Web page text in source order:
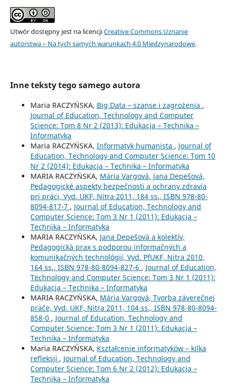
Utwór dostępny jest na licencjiCreative Commons Uznanie
autorstwa – Na tych samych warunkach 4.0 Miedzynarodowe.
Inne teksty tego samego autora
Maria RACZYŃSKA, Big Data – szanse i zagrożenia ,
Journal of Education, Technology and Computer
Science: Tom 8 Nr 2 (2013): Edukacja – Technika –
Informatyka
Maria RACZYŃSKA, Informatyk humanista , Journal of
Education, Technology and Computer Science: Tom 10
Nr 2 (2014): Edukacja – Technika – Informatyka
MARIA RACZYŃSKA, Mária Vargová, Jana Depešová,
Pedagogické aspekty bezpečnosti a ochrany zdravia
pri práci, Vyd. UKF, Nitra 2011, 184 ss., ISBN 978-80-
8094-817-7 , Journal of Education, Technology and
Computer Science: Tom 3 Nr 1 (2011): Edukacja –
Technika – Informatyka
MARIA RACZYŃSKA, Jana Depešovà a kolektív,
Pedagogickà prax s podporou informačných a
komunikačných technológií, Vyd. PfUKF, Nitra 2010,
164 ss., ISBN 978-80-8094-827-6 , Journal of Education,
Technology and Computer Science: Tom 3 Nr 1 (2011):
Edukacja – Technika – Informatyka
MARIA RACZYŃSKA, Mária Vargová, Tvorba záverečnej
prače, Vyd. UKF, Nitra 2011, 104 ss., ISBN 978-80-8094-
858-0 , Journal of Education, Technology and
Computer Science: Tom 3 Nr 1 (2011): Edukacja –
Technika – Informatyka
Maria RACZYŃSKA, Kształcenie informatyków – kilka
refleksji , Journal of Education, Technology and
Computer Science: Tom 6 Nr 2 (2012): Edukacja –
Technika – Informatyka